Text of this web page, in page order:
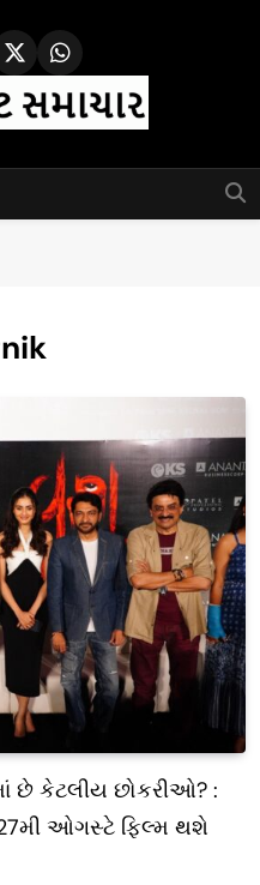
છે કેટલીય છોકરીઓ? :
ઓગસ્ટે ફિલ્મ થશે